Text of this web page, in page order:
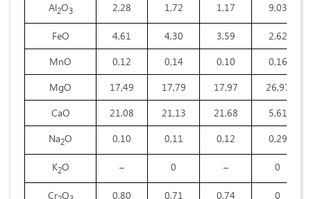
Al2O3 2,28 1,72 1,17 9,03
FeO 4,61 4,30 3,59
2,62
MnO
0,12 0,14 0,10
0,16
MgO
17,49 17,79 17,97
26,97
CaO
21,08 21,13 21,68
5,61
Na2O 0,10 0,11 0,12 0,29
K2O – 0 – 0
Cr O 0,80 0,71 0,74 0